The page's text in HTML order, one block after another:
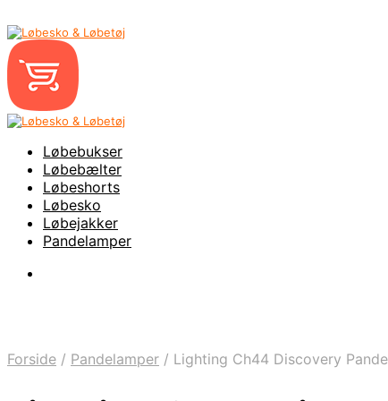
Løbebukser
Løbebælter
Løbeshorts
Løbesko
Løbejakker
Pandelamper
Forside / Pandelamper / Lighting Ch44 Discovery